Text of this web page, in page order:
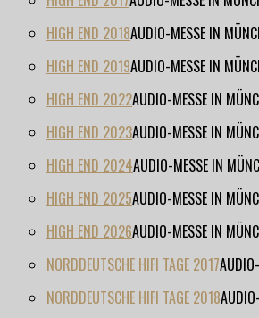
HIGH END 2018AUDIO-MESSE IN
HIGH END 2019AUDIO-MESSE IN
HIGH END 2022AUDIO-MESSE IN
HIGH END 2023AUDIO-MESSE IN
HIGH END 2024AUDIO-MESSE IN
HIGH END 2025AUDIO-MESSE IN
HIGH END 2026AUDIO-MESSE IN
NORDDEUTSCHE HIFI TAGE 2017
NORDDEUTSCHE HIFI TAGE 2018